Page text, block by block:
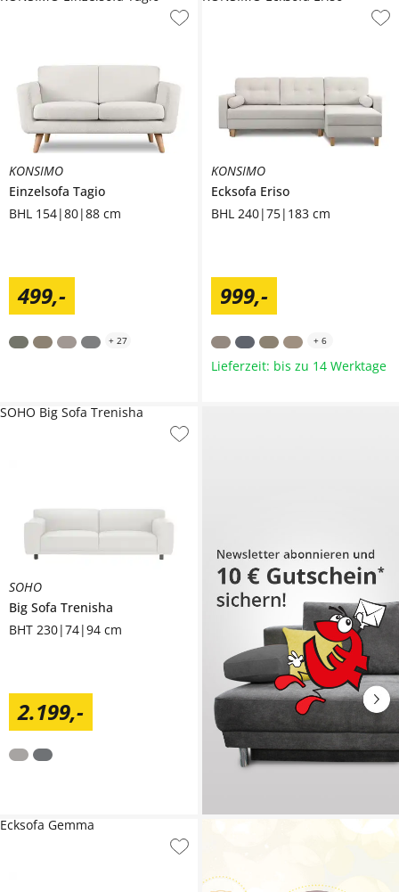
KONSIMO
Einzelsofa Tagio
BHL 154|80|88 cm
499,-
+ 27
KONSIMO
Ecksofa Eriso
BHL 240|75|183 cm
999,-
+ 6
Lieferzeit: bis zu 14 Werktage
SOHO
Big Sofa Trenisha
BHT 230|74|94 cm
2.199,-
SOHO Big Sofa Trenisha
Ecksofa Gemma